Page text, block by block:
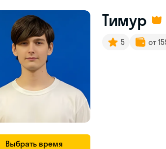
Выбрать время
Тимур
5 от